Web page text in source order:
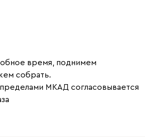
время, поднимем
собрать.
МКАД согласовывается